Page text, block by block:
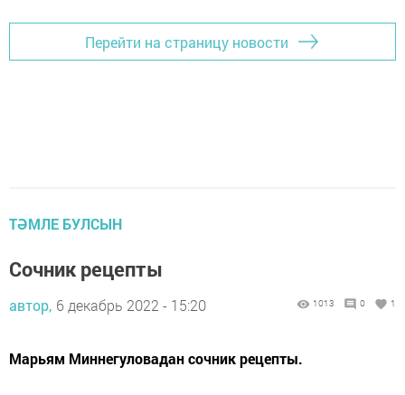
Перейти на страницу новости
ТӘМЛЕ БУЛСЫН
Сочник рецепты
автор, 6 декабрь 2022 - 15:20 1013 0 1
Марьям Миннегуловадан сочник рецепты.